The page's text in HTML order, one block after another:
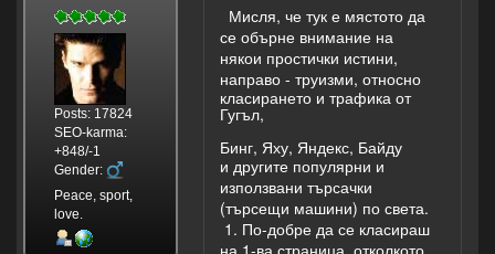
Posts: 17824
SEO-karma:
+848/-1
Gender:
Peace, sport,
love.
Мисля, че тук е мястото да
се обърне внимание на
някои простички истини,
направо - труизми, относно
класирането и трафика от
Гугъл,
Бинг, Яху, Яндекс, Байду
и другите популярни и
използвани търсачки
(търсещи машини) по света.
1. По-добре да се класираш
на 1-ва страница, отколкото